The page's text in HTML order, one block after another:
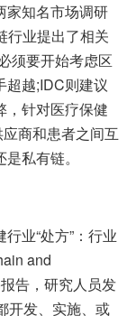
家知名市场调研
行业提出了相关
须要开始考虑区
超越;IDC则建议
，针对医疗保健
商和患者之间互
私有链。
业“处方”：行业
and
告，研究人员发
开发、实施、或